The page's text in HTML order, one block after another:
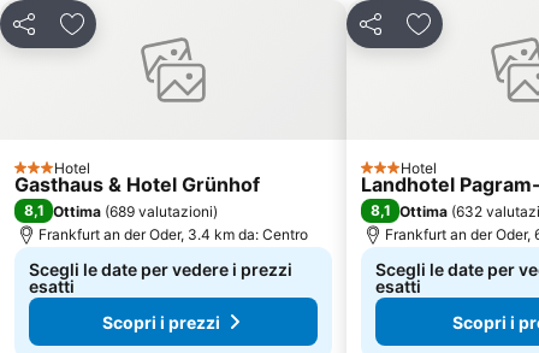
CondividiAggiungi ai preferiti
3 StelleHotel
Gasthaus & Hotel Grünhof
8,1 Ottima (689 valutazioni)
Frankfurt an der Oder, 3.4 km da: Centro
Scegli le date per vedere i prezzi
esatti
Scopri i prezzi
CondividiAggiungi ai
3 StelleHotel
Landhotel
8,1 Ottima (632
Frankfurt an der Oder,
Scegli le date per
esatti
Scopri i